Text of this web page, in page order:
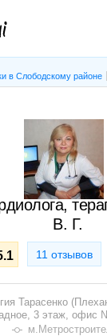
в Слободскому районе
В. Г.
11 отзывов
Тарасенко
3 этаж, офис